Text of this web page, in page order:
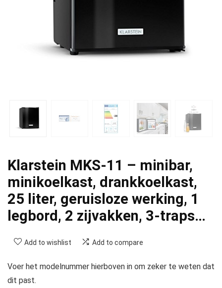
Klarstein MKS-11 – minibar,
minikoelkast, drankkoelkast,
25 liter, geruisloze werking, 1
legbord, 2 zijvakken, 3-traps…
Add to wishlist Add to compare
Voer het modelnummer hierboven in om zeker te weten dat
dit past.